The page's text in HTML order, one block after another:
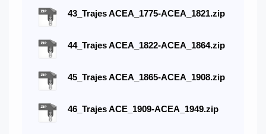
43_Trajes ACEA_1775-ACEA_1821.zip
44_Trajes ACEA_1822-ACEA_1864.zip
45_Trajes ACEA_1865-ACEA_1908.zip
46_Trajes ACE_1909-ACEA_1949.zip